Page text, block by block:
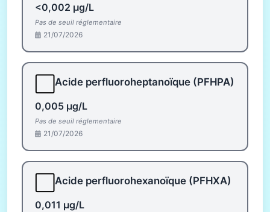
<0,002 µg/L
Pas de seuil réglementaire
21/07/2026
Acide perfluoroheptanoïque (PFHPA)
0,005 µg/L
Pas de seuil réglementaire
21/07/2026
Acide perfluorohexanoïque (PFHXA)
0,011 µg/L